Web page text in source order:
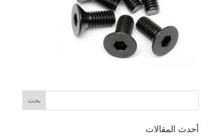
أحدث المقالات